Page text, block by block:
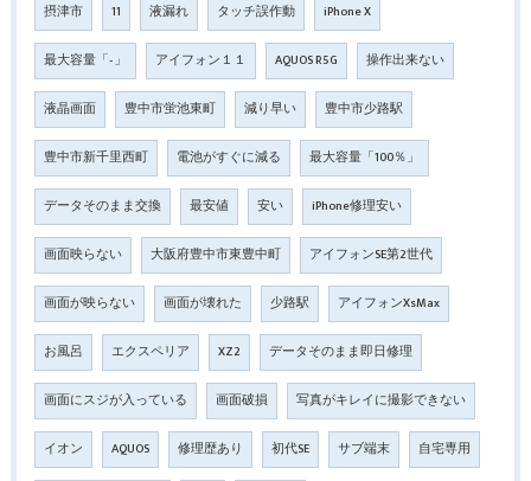
摂津市 11 液漏れ タッチ誤作動 iPhone X
最大容量「‐」 アイフォン１１ AQUOS R5G 操作出来ない
液晶画面 豊中市蛍池東町 減り早い 豊中市少路駅
豊中市新千里西町 電池がすぐに減る 最大容量「100％」
データそのまま交換 最安値 安い iPhone修理安い
画面映らない 大阪府豊中市東豊中町 アイフォンSE第2世代
画面が映らない 画面が壊れた 少路駅 アイフォンXsMax
お風呂 エクスペリア XZ2 データそのまま即日修理
画面にスジが入っている 画面破損 写真がキレイに撮影できない
イオン AQUOS 修理歴あり 初代SE サブ端末 自宅専用